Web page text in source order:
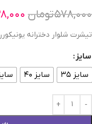
۵۷۸,۰۰۰تومان
تیشرت شلوار دخترانه
سایز
سایز ۳۵
سایز ۴۰ سایز